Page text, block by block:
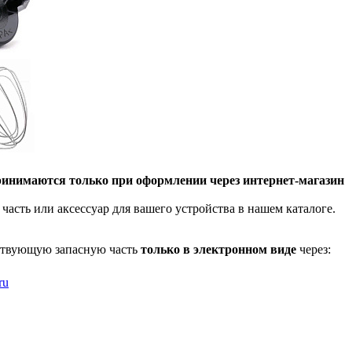
только при оформлении через интернет-магазин
или аксессуар для вашего устройства в нашем каталоге.
запасную часть только в электронном виде через: